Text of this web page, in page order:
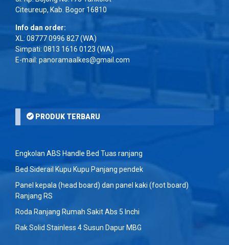
Citeureup, Kab. Bogor 16810
Info dan order:
XL: 08777 0996 827(WA)
Simpati: 0813 1616 0123 (WA)
E-mail: panoramaalkes@gmail.com
PRODUK TERBARU
Engkolan ABS Handle Bed Tuas ranjang
Bed Siderail Kupu Kupu Panjang pendek
Panel kepala (head board) dan panel kaki (foot board)
Ranjang RS
Roda Ranjang Rumah Sakit Abs 5 Inchi
Rak Solid Stainless 4 Susun Dapur MBG